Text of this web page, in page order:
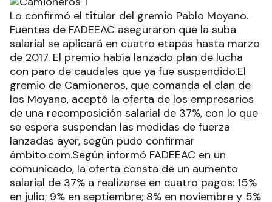
Lo confirmó el titular del gremio Pablo Moyano.
Fuentes de FADEEAC aseguraron que la suba
salarial se aplicará en cuatro etapas hasta marzo
de 2017. El premio había lanzado plan de lucha
con paro de caudales que ya fue suspendido.El
gremio de Camioneros, que comanda el clan de
los Moyano, aceptó la oferta de los empresarios
de una recomposición salarial de 37%, con lo que
se espera suspendan las medidas de fuerza
lanzadas ayer, según pudo confirmar
ámbito.com.Según informó FADEEAC en un
comunicado, la oferta consta de un aumento
salarial de 37% a realizarse en cuatro pagos: 15%
en julio; 9% en septiembre; 8% en noviembre y 5%